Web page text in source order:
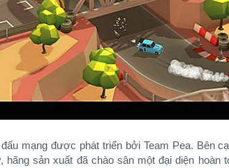
mạng được phát triển bởi Team Pea. Bên
sản xuất đã chào sân một đại diện hoàn